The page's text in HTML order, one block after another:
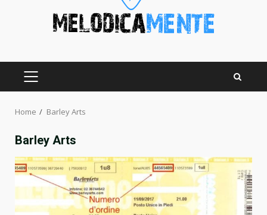
PRIMARY
Home Barley Arts
Barley Arts